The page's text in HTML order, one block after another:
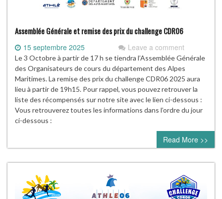
Assemblée Générale et remise des prix du challenge CDR06
15 septembre 2025 Leave a comment
Le 3 Octobre à partir de 17 h se tiendra l’Assemblée Générale
des Organisateurs de cours du département des Alpes
Maritimes. La remise des prix du challenge CDR06 2025 aura
lieu à partir de 19h15. Pour rappel, vous pouvez retrouver la
liste des récompensés sur notre site avec le lien ci-dessous :
Vous retrouverez toutes les informations dans l’ordre du jour
ci-dessous :
Read More >>